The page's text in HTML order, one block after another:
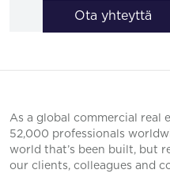
Ota yhteyttä
As a global commercial real
52,000 professionals
world that’s been built, but
our clients, colleagues and